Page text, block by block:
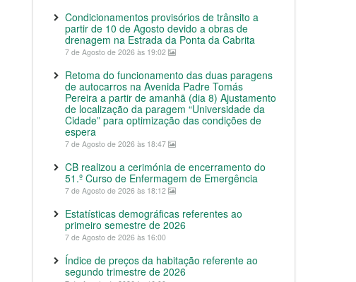
Condicionamentos provisórios de trânsito a
partir de 10 de Agosto devido a obras de
drenagem na Estrada da Ponta da Cabrita
7 de Agosto de 2026 às 19:02
Retoma do funcionamento das duas paragens
de autocarros na Avenida Padre Tomás
Pereira a partir de amanhã (dia 8) Ajustamento
de localização da paragem “Universidade da
Cidade” para optimização das condições de
espera
7 de Agosto de 2026 às 18:47
CB realizou a cerimónia de encerramento do
51.º Curso de Enfermagem de Emergência
7 de Agosto de 2026 às 18:12
Estatísticas demográficas referentes ao
primeiro semestre de 2026
7 de Agosto de 2026 às 16:00
Índice de preços da habitação referente ao
segundo trimestre de 2026